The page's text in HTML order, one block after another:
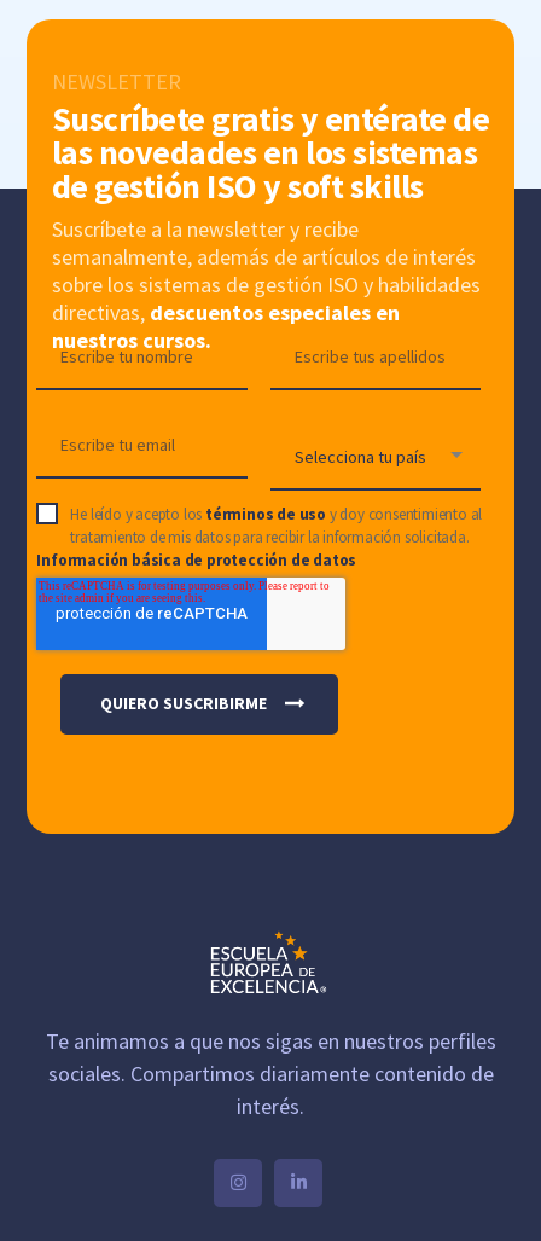
NEWSLETTER
Suscríbete gratis y entérate de
las novedades en los sistemas
de gestión ISO y soft skills
Suscríbete a la newsletter y recibe
semanalmente, además de artículos de interés
sobre los sistemas de gestión ISO y habilidades
directivas, descuentos especiales en
nuestros cursos.
He leído y acepto los términos de uso y doy consentimiento al
tratamiento de mis datos para recibir la información solicitada.
Información básica de protección de datos
Te animamos a que nos sigas en nuestros perfiles
sociales. Compartimos diariamente contenido de
interés.